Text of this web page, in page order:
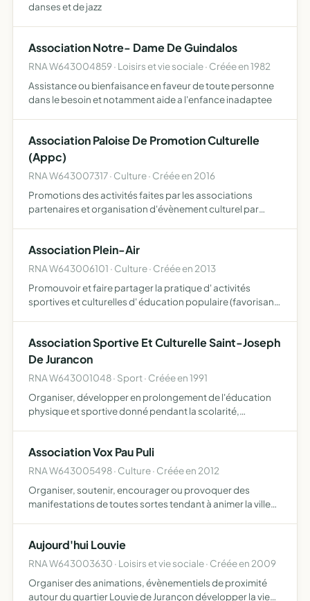
danses et de jazz
Association Notre- Dame De Guindalos
RNA W643004859 · Loisirs et vie sociale · Créée en 1982
Assistance ou bienfaisance en faveur de toute personne
dans le besoin et notamment aide a l'enfance inadaptee
Association Paloise De Promotion Culturelle
(Appc)
RNA W643007317 · Culture · Créée en 2016
Promotions des activités faites par les associations
partenaires et organisation d'évènement culturel par
Association Plein-Air
RNA W643006101 · Culture · Créée en 2013
Promouvoir et faire partager la pratique d' activités
sportives et culturelles d' éducation populaire (favorisant
Association Sportive Et Culturelle Saint-Joseph
De Jurancon
RNA W643001048 · Sport · Créée en 1991
Organiser, développer en prolongement de l'éducation
physique et sportive donné pendant la scolarité,
Association Vox Pau Puli
RNA W643005498 · Culture · Créée en 2012
Organiser, soutenir, encourager ou provoquer des
manifestations de toutes sortes tendant à animer la ville
financièrement de…
Aujourd'hui Louvie
RNA W643003630 · Loisirs et vie sociale · Créée en 2009
Organiser des animations, évènementiels de proximité
autour du quartier Louvie de Jurançon développer la vie